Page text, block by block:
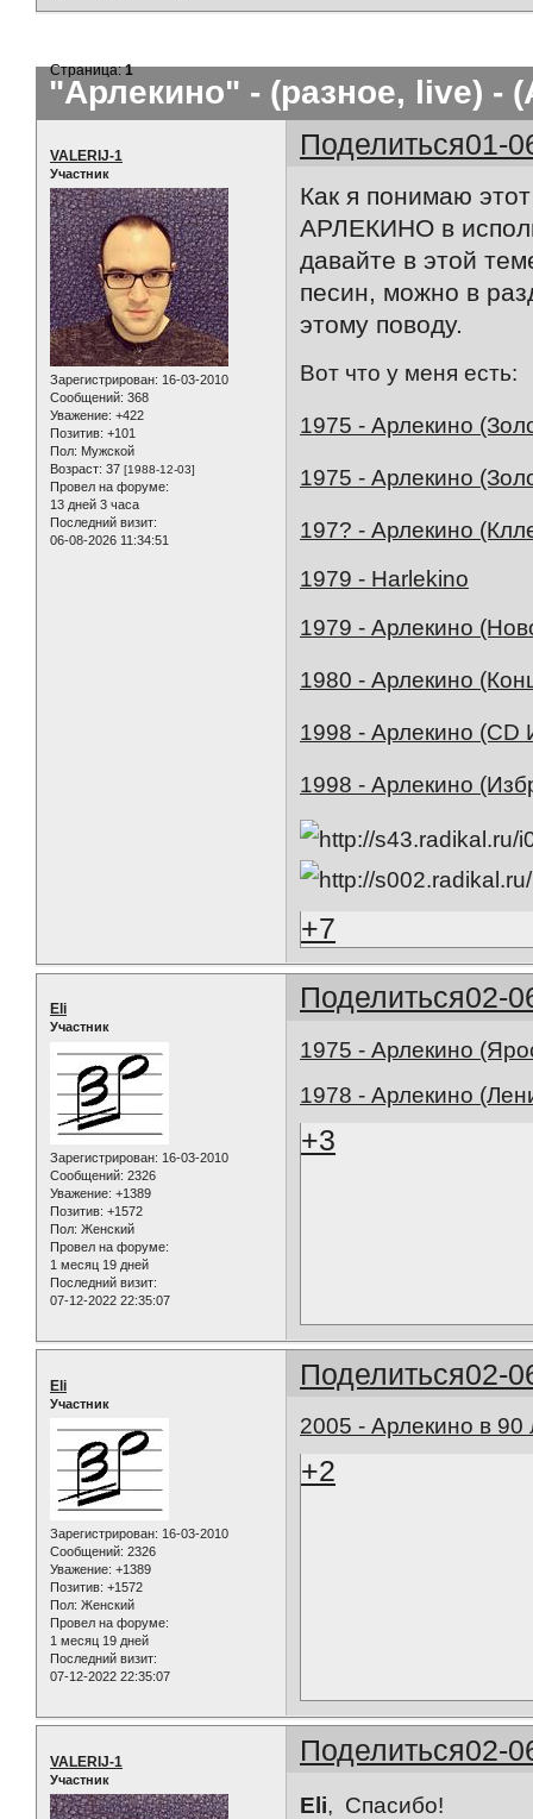
"Арлекино" - (разное, live) -
Страница:1
Поделиться01-
VALERIJ-1
Участник
Зарегистрирован: 16-03-2010
Сообщений: 368
Уважение: +422
Позитив: +101
Пол: Мужской
Возраст: 37 [1988-12-03]
Провел на форуме:
13 дней 3 часа
Последний визит:
06-08-2026 11:34:51
Как я понимаю
АРЛЕКИНО в
давайте в этой
песин, можно в
этому поводу.
Вот что у меня есть:
1975 - Арлекино
1975 - Арлекино
197? - Арлекино
1979 - Harlekino
1979 - Арлекино
1980 - Арлекино
1998 - Арлекино (CD
1998 - Арлекино
+7
Поделиться02-
Eli
Участник
Зарегистрирован: 16-03-2010
Сообщений: 2326
Уважение: +1389
Позитив: +1572
Пол: Женский
Провел на форуме:
1 месяц 19 дней
Последний визит:
07-12-2022 22:35:07
1975 - Арлекино
1978 - Арлекино
+3
Поделиться02-
Eli
Участник
Зарегистрирован: 16-03-2010
Сообщений: 2326
Уважение: +1389
Позитив: +1572
Пол: Женский
Провел на форуме:
1 месяц 19 дней
Последний визит:
07-12-2022 22:35:07
2005 - Арлекино в 90
+2
Поделиться02-
VALERIJ-1
Участник
Eli, Спасибо!